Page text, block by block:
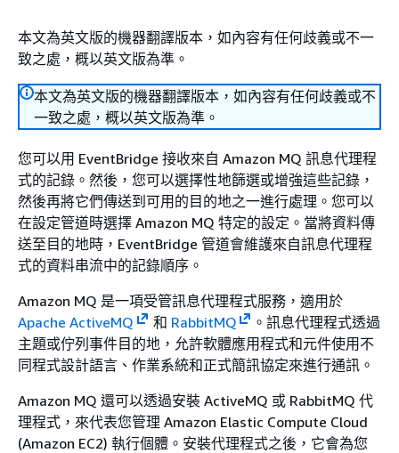
本文為英文版的機器翻譯版本，如內容有任何歧義或不一
致之處，概以英文版為準。
本文為英文版的機器翻譯版本，如內容有任何歧義或不
一致之處，概以英文版為準。
您可以用 EventBridge 接收來自 Amazon MQ 訊息代理程
式的記錄。然後，您可以選擇性地篩選或增強這些記錄，
然後再將它們傳送到可用的目的地之一進行處理。您可以
在設定管道時選擇 Amazon MQ 特定的設定。當將資料傳
送至目的地時，EventBridge 管道會維護來自訊息代理程
式的資料串流中的記錄順序。
Amazon MQ 是一項受管訊息代理程式服務，適用於
Apache ActiveMQ
和 RabbitMQ
。訊息代理程式透過
主題或佇列事件目的地，允許軟體應用程式和元件使用不
同程式設計語言、作業系統和正式簡訊協定來進行通訊。
Amazon MQ 還可以透過安裝 ActiveMQ 或 RabbitMQ 代
理程式，來代表您管理 Amazon Elastic Compute Cloud
(Amazon EC2) 執行個體。安裝代理程式之後，它會為您